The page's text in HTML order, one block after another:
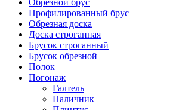
Обрезной брус
Профилированный брус
Обрезная доска
Доска строганная
Брусок строганный
Брусок обрезной
Полок
Погонаж
Галтель
Наличник